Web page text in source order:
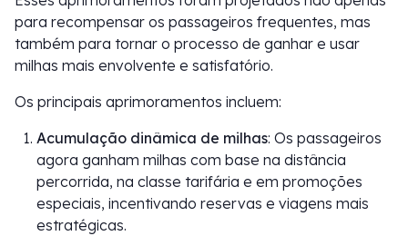
para recompensar os passageiros frequentes, mas
também para tornar o processo de ganhar e usar
milhas mais envolvente e satisfatório.
Os principais aprimoramentos incluem:
Acumulação dinâmica de milhas: Os passageiros
agora ganham milhas com base na distância
percorrida, na classe tarifária e em promoções
especiais, incentivando reservas e viagens mais
estratégicas.